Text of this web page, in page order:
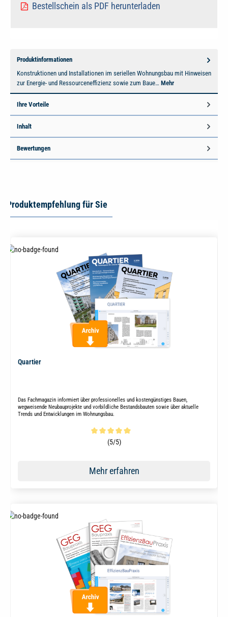
Bestellschein als PDF herunterladen
Produktinformationen
Konstruktionen und Installationen im seriellen Wohnungsbau mit Hinweisen
zur Energie- und Ressourceneffizienz sowie zum Baue… Mehr
Ihre Vorteile
Inhalt
Bewertungen
Produktempfehlung für Sie
Quartier
Das Fachmagazin informiert über professionelles und kostengünstiges Bauen,
wegweisende Neubauprojekte und vorbildliche Bestandsbauten sowie über aktuelle
Trends und Entwicklungen im Wohnungsbau.
Durchschnittliche Bewertung von 5 von 5 Sternen
(5/5)
Mehr erfahren